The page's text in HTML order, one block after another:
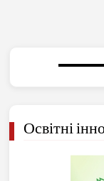
Освітні